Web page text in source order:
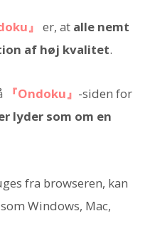
』 er, at alle nemt
af høj kvalitet.
『Ondoku』 -siden for
lyder som om en
fra browseren, kan
Windows, Mac,